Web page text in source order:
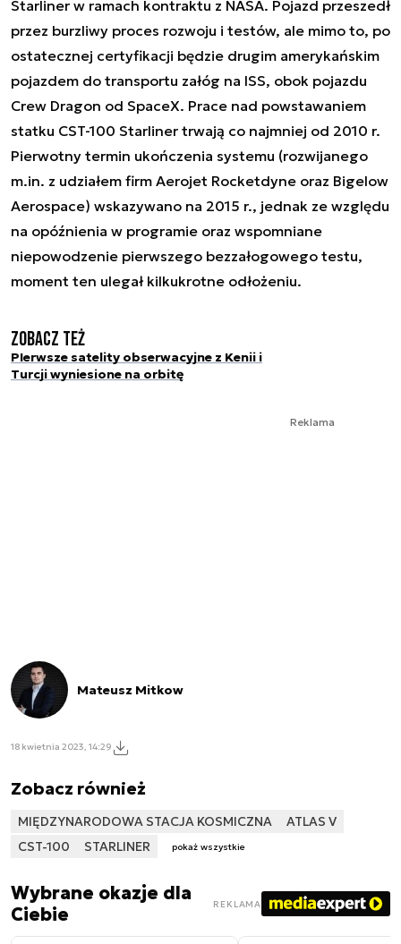
Starliner w ramach kontraktu z NASA. Pojazd przeszedł
przez burzliwy proces rozwoju i testów, ale mimo to, po
ostatecznej certyfikacji będzie drugim amerykańskim
pojazdem do transportu załóg na ISS, obok pojazdu
Crew Dragon od SpaceX. Prace nad powstawaniem
statku CST-100 Starliner trwają co najmniej od 2010 r.
Pierwotny termin ukończenia systemu (rozwijanego
m.in. z udziałem firm Aerojet Rocketdyne oraz Bigelow
Aerospace) wskazywano na 2015 r., jednak ze względu
na opóźnienia w programie oraz wspomniane
niepowodzenie pierwszego bezzałogowego testu,
moment ten ulegał kilkukrotne odłożeniu.
Zobacz też
PIerwsze satelity obserwacyjne z Kenii i
Turcji wyniesione na orbitę
Reklama
Mateusz Mitkow
18 kwietnia 2023, 14:29
Zobacz również
MIĘDZYNARODOWA STACJA KOSMICZNA
ATLAS V
CST-100
STARLINER pokaż wszystkie
Wybrane okazje dla
Ciebie
REKLAMA